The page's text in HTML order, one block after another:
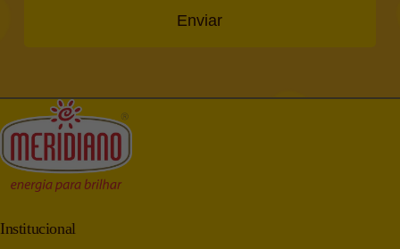
Enviar
Institucional